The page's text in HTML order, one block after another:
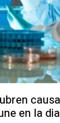
en la